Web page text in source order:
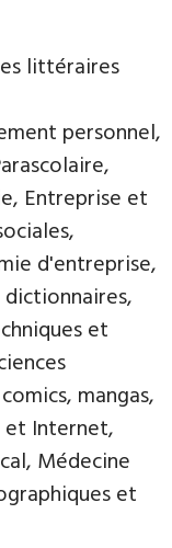
littéraires
personnel,
Entreprise et
d'entreprise,
et
mangas,
Internet,
Médecine
et